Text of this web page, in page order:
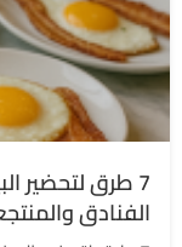
7 طرق لتحضير
الفنادق